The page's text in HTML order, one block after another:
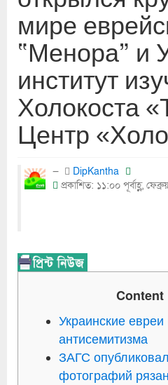
мире
“Менора” и
институт
Холокоста
Центр
DipKantha
প্রকাশিত: ১১:০০ পূর্বাহ্ণ,
Content
Украинские
антисемитизма
ЗАГС
фотографий